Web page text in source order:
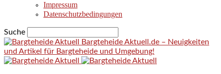
Impressum
Datenschutzbedingungen
Suche
Bargteheide Aktuell.de – Neuigkeiten
und Artikel für Bargteheide und Umgebung!